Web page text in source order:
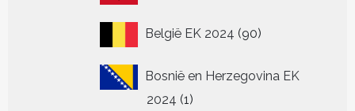
België EK 2024 9090
Bosnië en Herzegovina EK
2024 11